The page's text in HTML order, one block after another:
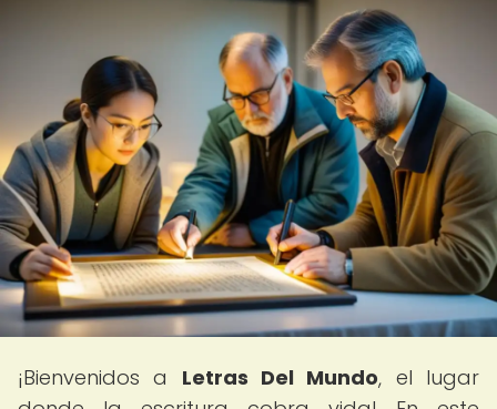
¡Bienvenidos a Letras Del Mundo, el lugar